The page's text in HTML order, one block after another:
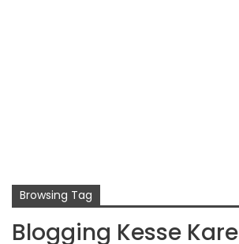
Browsing Tag
Blogging Kesse Kare